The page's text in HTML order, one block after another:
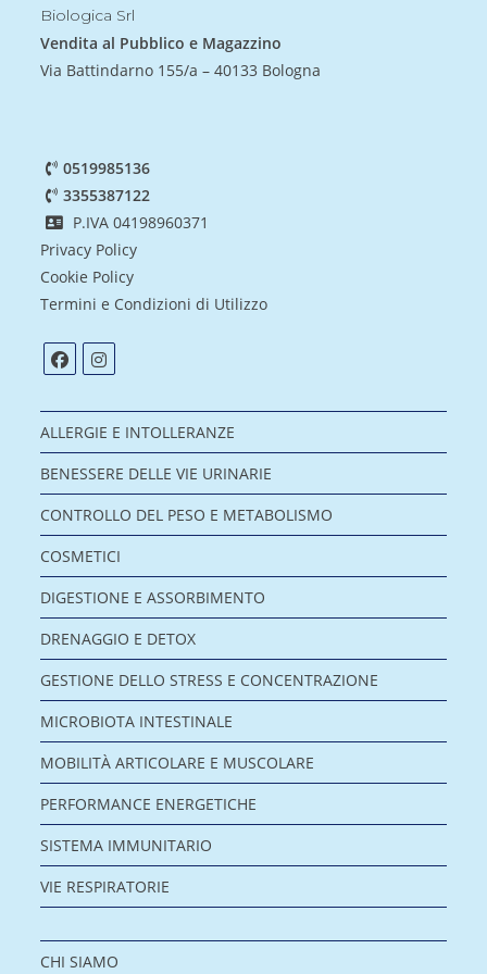
Biologica Srl
Vendita al Pubblico e Magazzino
Via Battindarno 155/a – 40133 Bologna
0519985136
3355387122
P.IVA 04198960371
Privacy Policy
Cookie Policy
Termini e Condizioni di Utilizzo
ALLERGIE E INTOLLERANZE
BENESSERE DELLE VIE URINARIE
CONTROLLO DEL PESO E METABOLISMO
COSMETICI
DIGESTIONE E ASSORBIMENTO
DRENAGGIO E DETOX
GESTIONE DELLO STRESS E CONCENTRAZIONE
MICROBIOTA INTESTINALE
MOBILITÀ ARTICOLARE E MUSCOLARE
PERFORMANCE ENERGETICHE
SISTEMA IMMUNITARIO
VIE RESPIRATORIE
CHI SIAMO